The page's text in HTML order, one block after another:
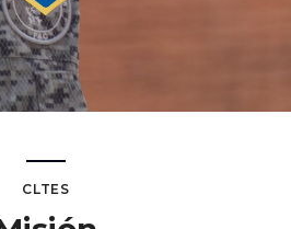
CLTES